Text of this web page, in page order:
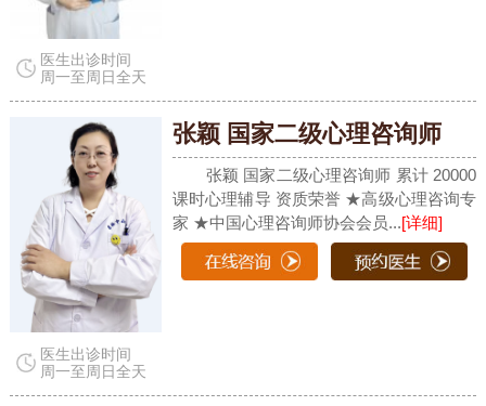
医生出诊时间
周一至周日全天
医生出诊时间
周一至周日全天
张颖 国家二级心理咨询师
张颖 国家二级心理咨询师 累计 20000
课时心理辅导 资质荣誉 ★高级心理咨询专
家 ★中国心理咨询师协会会员...[详细]